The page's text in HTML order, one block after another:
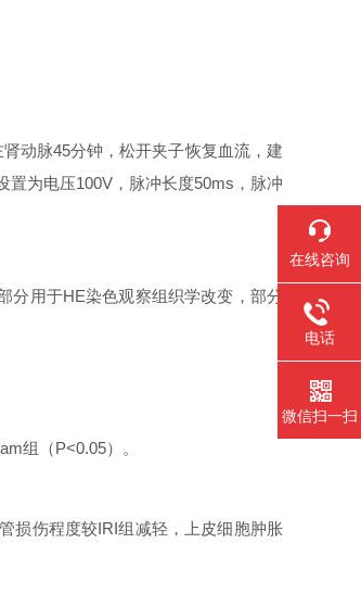
动脉45分钟，松开夹子恢复血流，建
置为电压100V，脉冲长度50ms，脉冲
用于HE染色观察组织学改变，部分
组（P<0.05）。
损伤程度较IRI组减轻，上皮细胞肿胀
在线咨询
电话
微信扫一扫